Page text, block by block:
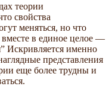
теории
свойства
меняться, но что
в единое целое —
Искривляется именно
представления
еще более трудны и